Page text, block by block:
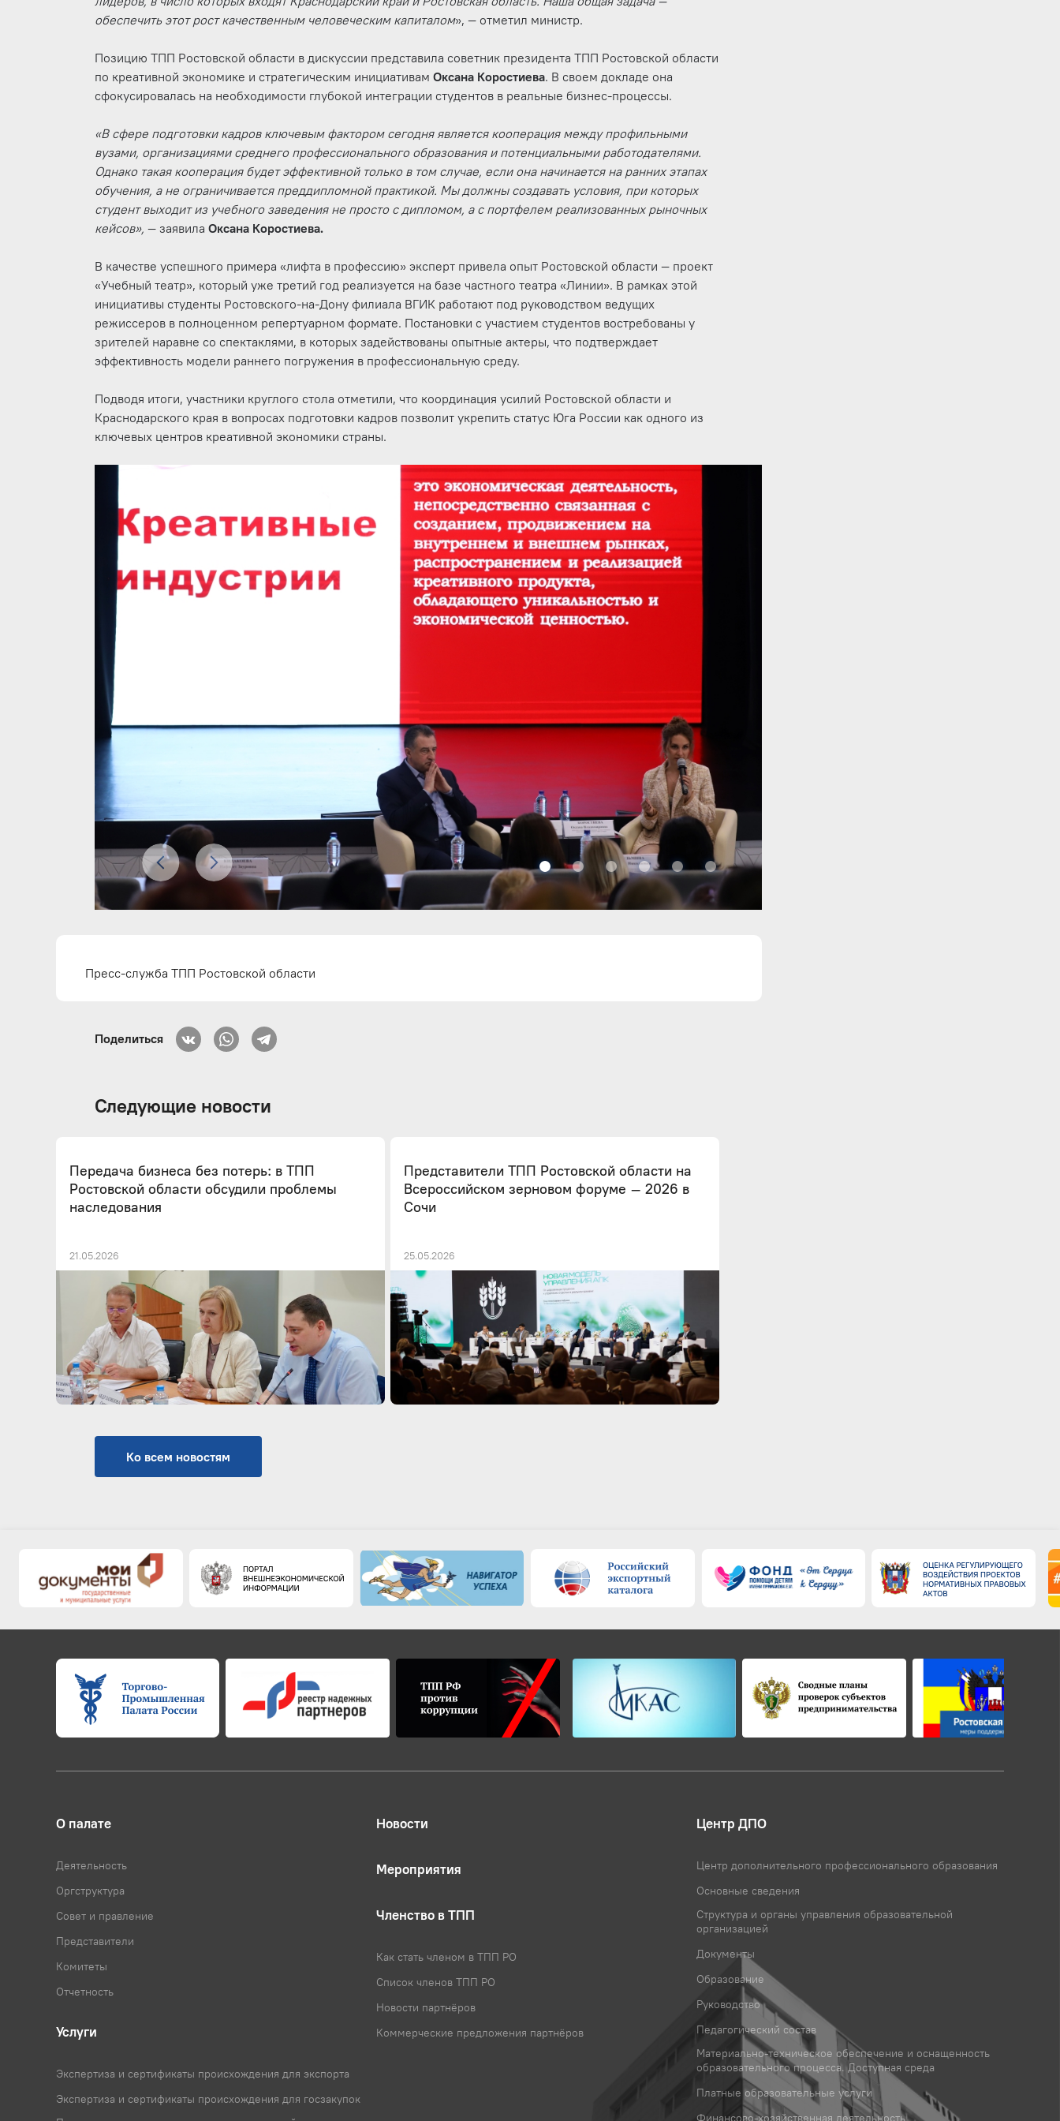
обеспечить этот рост качественным человеческим капиталом», — отметил министр.
Позицию ТПП Ростовской области в дискуссии представила советник президента ТПП Ростовской области
по креативной экономике и стратегическим инициативамОксана Коростиева. В своем докладе она
сфокусировалась на необходимости глубокой интеграции студентов в реальные бизнес-процессы.
«В сфере подготовки кадров ключевым фактором сегодня является кооперация между профильными
вузами, организациями среднего профессионального образования и потенциальными работодателями.
Однако такая кооперация будет эффективной только в том случае, если она начинается на ранних этапах
обучения, а не ограничивается преддипломной практикой. Мы должны создавать условия, при которых
студент выходит из учебного заведения не просто с дипломом, а с портфелем реализованных рыночных
кейсов»,— заявилаОксана Коростиева.
В качестве успешного примера «лифта в профессию» эксперт привела опыт Ростовской области — проект
«Учебный театр», который уже третий год реализуется на базе частного театра «Линии». В рамках этой
инициативы студенты Ростовского-на-Дону филиала ВГИК работают под руководством ведущих
режиссеров в полноценном репертуарном формате. Постановки с участием студентов востребованы у
зрителей наравне со спектаклями, в которых задействованы опытные актеры, что подтверждает
эффективность модели раннего погружения в профессиональную среду.
Подводя итоги, участники круглого стола отметили, что координация усилий Ростовской области и
Краснодарского края в вопросах подготовки кадров позволит укрепить статус Юга России как одного из
ключевых центров креативной экономики страны.
Пресс-служба ТПП Ростовской области
Поделиться
Следующие новости
Передача бизнеса без потерь: в ТПП
Ростовской области обсудили проблемы
наследования
21.05.2026
Представители ТПП Ростовской области на
Всероссийском зерновом форуме – 2026 в
Сочи
25.05.2026
Ко всем новостям
О палате
Деятельность
Оргструктура
Совет и правление
Представители
Комитеты
Отчетность
Услуги
Экспертиза и сертификаты происхождения для экспорта
Экспертиза и сертификаты происхождения для госзакупок
Новости
Мероприятия
Членство в ТПП
Как стать членом в ТПП РО
Список членов ТПП РО
Новости партнёров
Коммерческие предложения партнёров
Центр ДПО
Центр дополнительного профессионального образования
Основные сведения
Структура и органы управления образовательной
организацией
Документы
Образование
Руководство
Педагогический состав
Материально-техническое обеспечение и оснащенность
образовательного процесса. Доступная среда
Платные образовательные услуги
Финансово-хозяйственная деятельность